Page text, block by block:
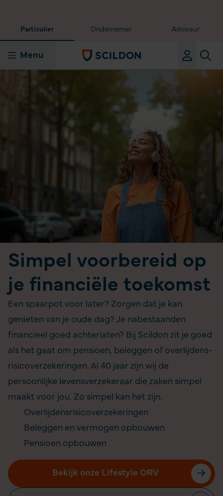
Particulier Ondernemer Adviseur
Menu
Simpel voorbereid op
je financiële toekomst
Een spaarpot voor later? Zorgen dat je kan
genieten van je oude dag? Je nabestaanden
financieel goed achterlaten? Bij Scildon zit je goed
als het gaat om pensioen, beleggen of overlijdens­
risicoverzekeringen. Al 40 jaar zijn wij de
persoonlijke levensverzekeraar die zaken simpel
maakt voor jou. Zo simpel kan het zijn.
Overlijdensrisicoverzekeringen
Beleggen en vermogen opbouwen
Pensioen opbouwen
Bekijk onze Lifestyle ORV